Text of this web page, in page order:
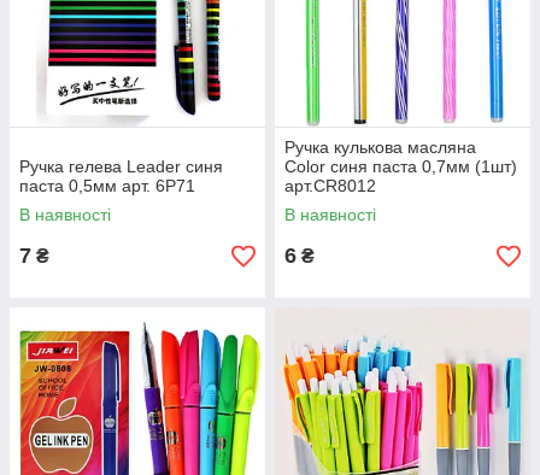
Ручка гелева Leader синя
паста 0,5мм арт. 6Р71
В наявності
7 ₴
Ручка кулькова масляна
Color синя паста 0,7мм (1шт)
арт.CR8012
В наявності
6 ₴